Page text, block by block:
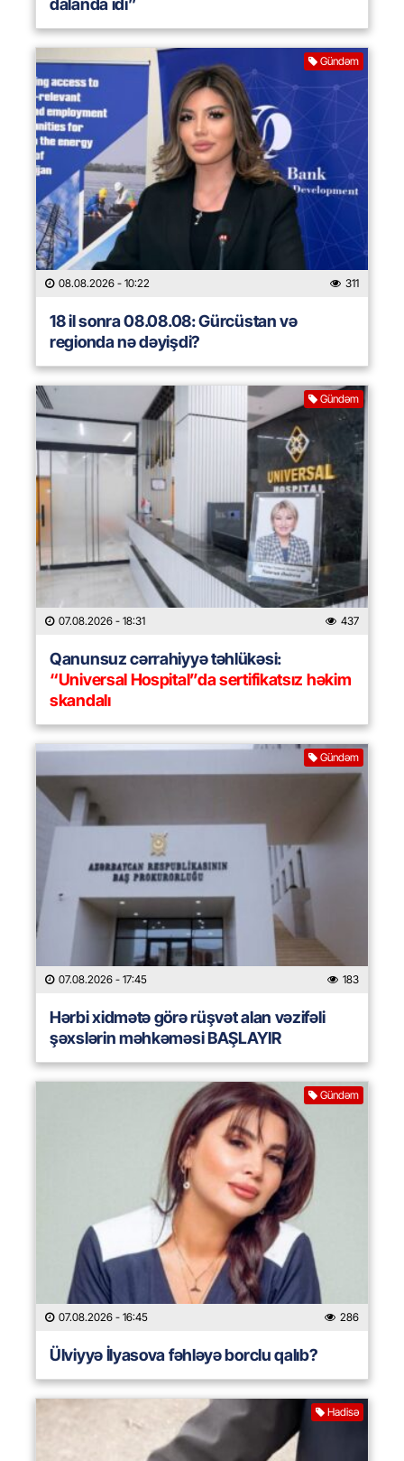
dalanda idi”
Gündəm
08.08.2026 - 10:22 311
18 il sonra 08.08.08: Gürcüstan və
regionda nə dəyişdi?
Gündəm
07.08.2026 - 18:31 437
Qanunsuz cərrahiyyə təhlükəsi:
“Universal Hospital”da sertifikatsız həkim
skandalı
Gündəm
07.08.2026 - 17:45 183
Hərbi xidmətə görə rüşvət alan vəzifəli
şəxslərin məhkəməsi BAŞLAYIR
Gündəm
07.08.2026 - 16:45 286
Ülviyyə İlyasova fəhləyə borclu qalıb?
Hadisə